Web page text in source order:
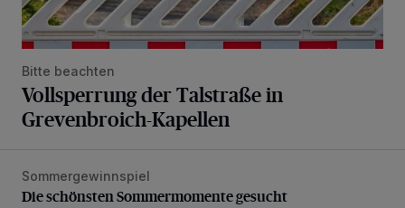
Bitte beachten
Vollsperrung der Talstraße in
Grevenbroich-Kapellen
Die schönsten Sommermomente gesucht
Sommergewinnspiel
Die schönsten Sommermomente gesucht